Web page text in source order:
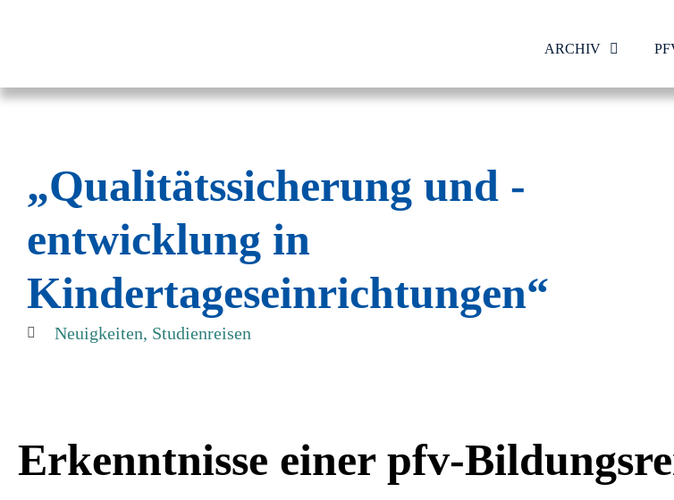
ARCHIV
„Qualitätssicherung und -
entwicklung in
Kindertageseinrichtungen“
Neuigkeiten, Studienreisen
Erkenntnisse einer pfv-